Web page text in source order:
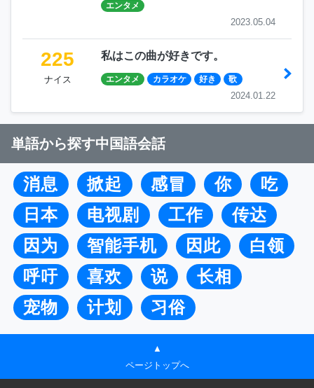
エンタメ
2023.05.04
225
ナイス
私はこの曲が好きです。
エンタメ カラオケ 好き 歌
2024.01.22
単語から探す中国語会話
消息 掀起 感冒 你
吃
日本
电视剧 工作
传达
因为
智能手机 因此
白领
呼吁
喜欢 说
长相
宠物
计划 习俗
▲
ページトップへ